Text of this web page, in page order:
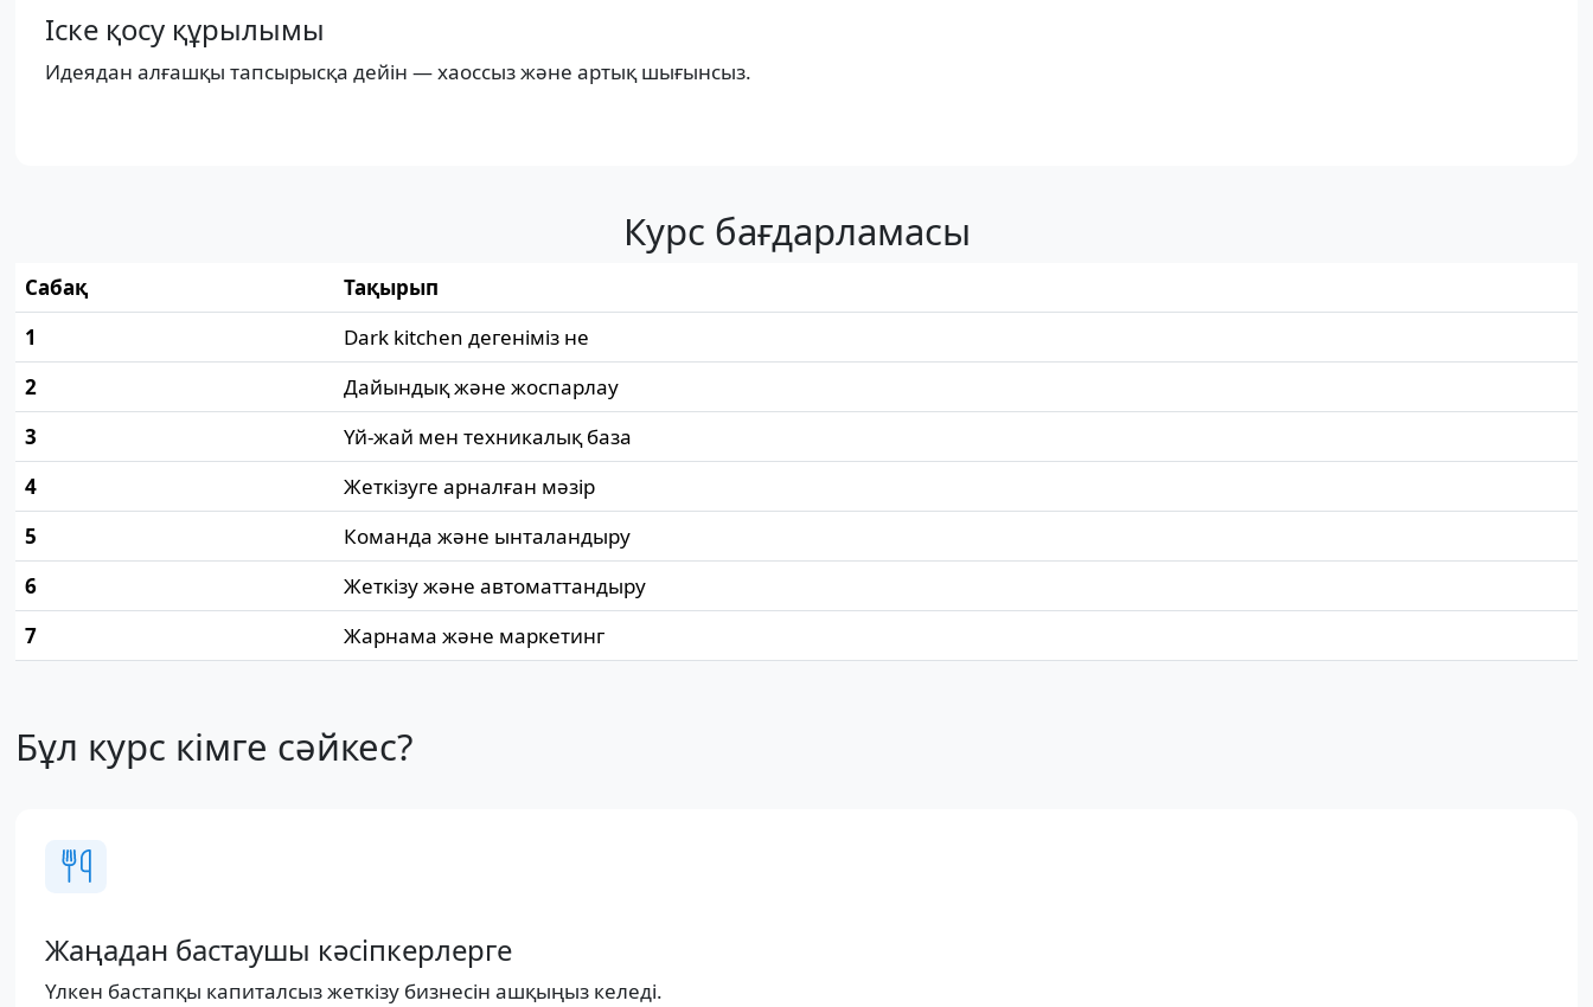
Іске қосу құрылымы
Идеядан алғашқы тапсырысқа дейін — хаоссыз және артық шығынсыз.
Курс бағдарламасы
Сабақ
Тақырып
1
Dark kitchen дегеніміз не
2
Дайындық және жоспарлау
3
Үй-жай мен техникалық база
4
Жеткізуге арналған мәзір
5
Команда және ынталандыру
6
Жеткізу және автоматтандыру
7
Жарнама және маркетинг
Бұл курс кімге сәйкес?
Жаңадан бастаушы кәсіпкерлерге
Үлкен бастапқы капиталсыз жеткізу бизнесін ашқыңыз келеді.